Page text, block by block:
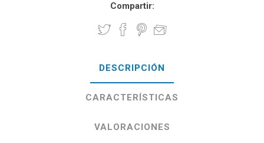
Compartir:
DESCRIPCIÓN
CARACTERÍSTICAS
VALORACIONES